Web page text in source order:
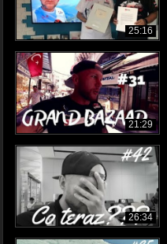
25:16
21:29
26:34